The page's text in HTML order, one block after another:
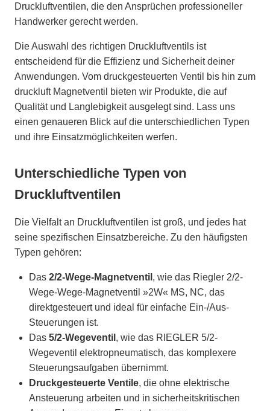
Druckluftventilen, die den Ansprüchen professioneller
Handwerker gerecht werden.
Die Auswahl des richtigen Druckluftventils ist
entscheidend für die Effizienz und Sicherheit deiner
Anwendungen. Vom druckgesteuerten Ventil bis hin zum
druckluft Magnetventil bieten wir Produkte, die auf
Qualität und Langlebigkeit ausgelegt sind. Lass uns
einen genaueren Blick auf die unterschiedlichen Typen
und ihre Einsatzmöglichkeiten werfen.
Unterschiedliche Typen von
Druckluftventilen
Die Vielfalt an Druckluftventilen ist groß, und jedes hat
seine spezifischen Einsatzbereiche. Zu den häufigsten
Typen gehören:
Das 2/2-Wege-Magnetventil , wie das Riegler 2/2-
Wege-Wege-Magnetventil »2W« MS, NC, das
direktgesteuert und ideal für einfache Ein-/Aus-
Steuerungen ist.
Das 5/2-Wegeventil , wie das RIEGLER 5/2-
Wegeventil elektropneumatisch, das komplexere
Steuerungsaufgaben übernimmt.
Druckgesteuerte Ventile, die ohne elektrische
Ansteuerung arbeiten und in sicherheitskritischen